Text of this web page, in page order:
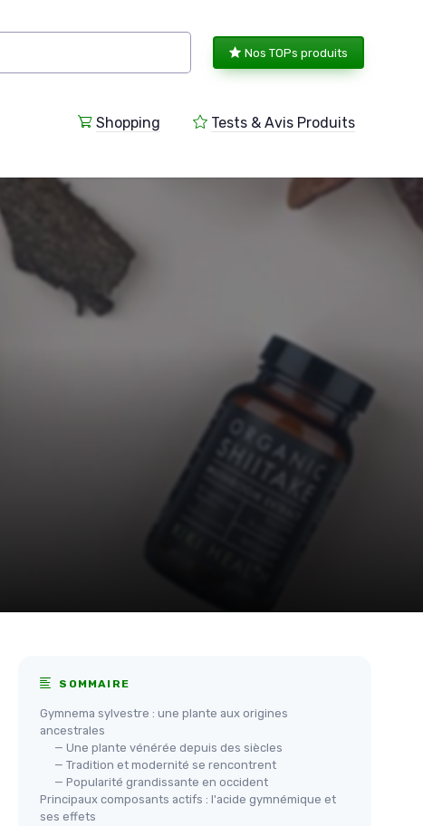
Nos TOPs produits
Shopping Tests & Avis Produits
SOMMAIRE
Gymnema sylvestre : une plante aux origines
ancestrales
— Une plante vénérée depuis des siècles
— Tradition et modernité se rencontrent
— Popularité grandissante en occident
Principaux composants actifs : l'acide gymnémique et
ses effets